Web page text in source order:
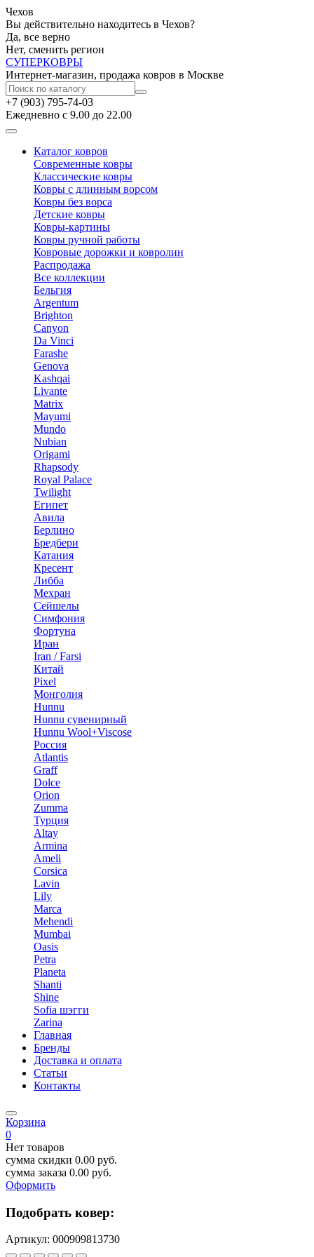
Чехов
Вы действительно находитесь в Чехов?
Да, все верно
Нет, сменить регион
СУПЕРКОВРЫ
Интернет-магазин, продажа ковров в Москве
+7 (903) 795-74-03
Ежедневно с 9.00 до 22.00
Каталог ковров
Современные ковры
Классические ковры
Ковры с длинным ворсом
Ковры без ворса
Детские ковры
Ковры-картины
Ковры ручной работы
Ковровые дорожки и ковролин
Распродажа
Все коллекции
Бельгия
Argentum
Brighton
Canyon
Da Vinci
Farashe
Genova
Kashqai
Livante
Matrix
Mayumi
Mundo
Nubian
Origami
Rhapsody
Royal Palace
Twilight
Египет
Авила
Берлино
Бредбери
Катания
Кресент
Либба
Мехран
Сейшелы
Симфония
Фортуна
Иран
Iran / Farsi
Китай
Pixel
Монголия
Hunnu
Hunnu сувенирный
Hunnu Wool+Viscose
Россия
Atlantis
Graff
Dolce
Orion
Zumma
Турция
Altay
Armina
Ameli
Corsica
Lavin
Lily
Marca
Mehendi
Mumbai
Oasis
Petra
Planeta
Shanti
Shine
Sofia шэгги
Zarina
Главная
Бренды
Доставка и оплата
Статьи
Контакты
Корзина
0
Нет товаров
сумма скидки 0.00 руб.
сумма заказа 0.00 руб.
Оформить
Подобрать ковер:
Артикул: 000909813730